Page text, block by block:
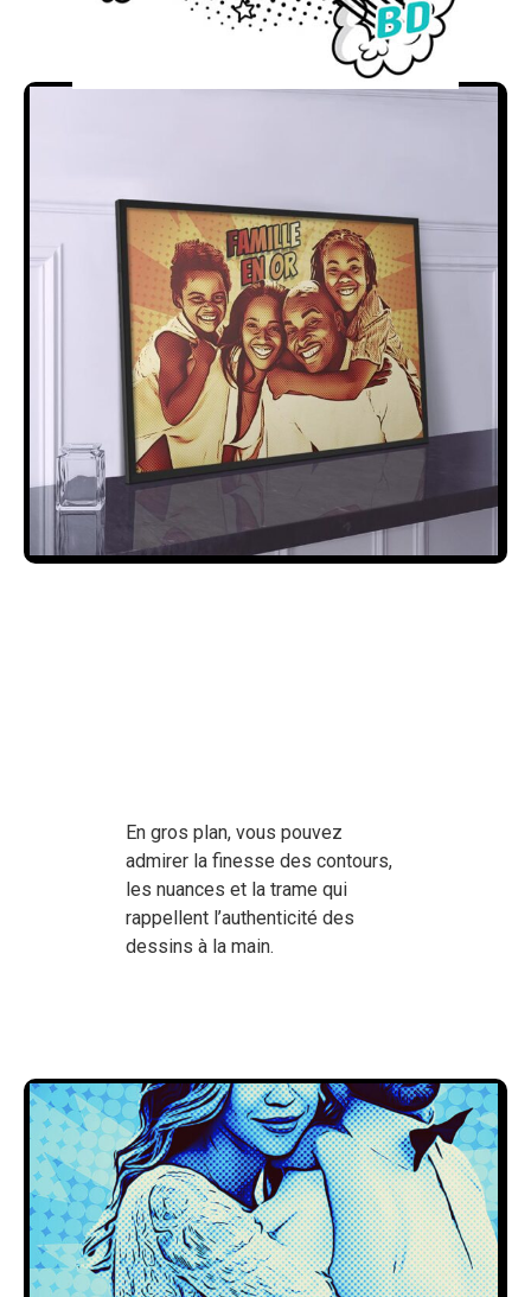
En gros plan, vous pouvez
admirer la finesse des contours,
les nuances et la trame qui
rappellent l’authenticité des
dessins à la main.